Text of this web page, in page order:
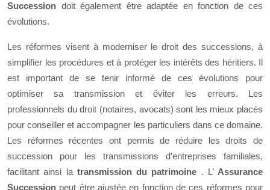
Succession doit également être adaptée en fonction de ces
évolutions.
Les réformes visent à moderniser le droit des successions, à
simplifier les procédures et à protéger les intérêts des héritiers. Il
est important de se tenir informé de ces évolutions pour
optimiser sa transmission et éviter les erreurs. Les
professionnels du droit (notaires, avocats) sont les mieux placés
pour conseiller et accompagner les particuliers dans ce domaine.
Les réformes récentes ont permis de réduire les droits de
succession pour les transmissions d’entreprises familiales,
facilitant ainsi la transmission du patrimoine . L’ Assurance
Succession peut être ajustée en fonction de ces réformes pour